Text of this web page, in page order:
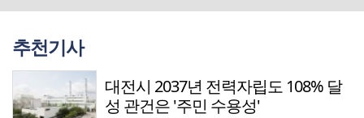
추천기사
대전시 2037년 전력자립도 108% 달
성 관건은 '주민 수용성'